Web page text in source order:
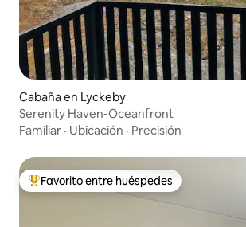
Cabaña en Lyckeby
Serenity Haven-Oceanfront
Familiar · Ubicación · Precisión
De los mejores en Favorito entre huéspedes
Favorito entre huéspedes